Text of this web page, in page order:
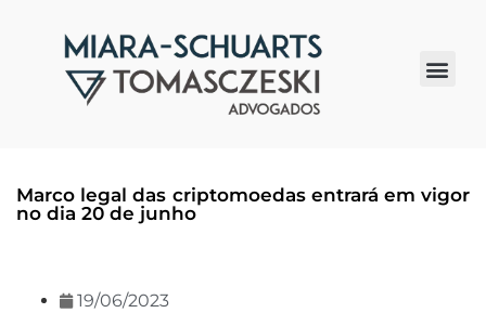
Marco legal das criptomoedas entrará em vigor
no dia 20 de junho
19/06/2023